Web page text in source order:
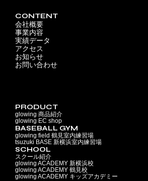
CONTENT
会社概要
事業内容
実績データ
アクセス
お知らせ
お問い合わせ
PRODUCT
glowing 商品紹介
glowing EC shop
BASEBALL GYM
glowing field 鶴見室内練習場
tsuzuki BASE 新横浜室内練習場
SCHOOL
スクール紹介
glowing ACADEMY 新横浜校
glowing ACADEMY 鶴見校
glowing ACADEMY キッズアカデミー